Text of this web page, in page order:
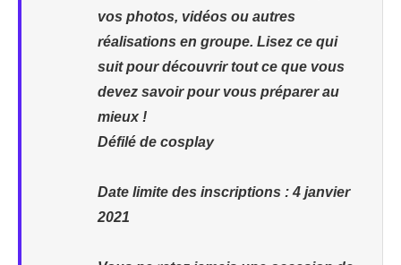
vos photos, vidéos ou autres
réalisations en groupe. Lisez ce qui
suit pour découvrir tout ce que vous
devez savoir pour vous préparer au
mieux !
Défilé de cosplay
Date limite des inscriptions : 4 janvier
2021